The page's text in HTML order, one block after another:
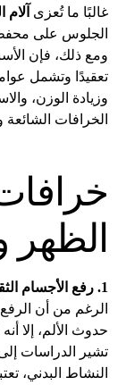
غالبًا ما تُعزى آلام
الجلوس على
ومع ذلك، فإن
تعقيدًا وتشمل
وزيادة الوزن،
الخرافات الشائعة
الظهر
1. رفع الأجسام الثقيلة هو السبب الرئيسي لآلام الظهر:
الرغم من أن
حدوث الألم، إلا
تشير الدراسات
النشاط البدني،